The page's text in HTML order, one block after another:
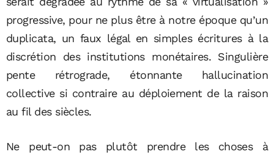
progressive, pour ne plus être à notre époque qu’un
duplicata, un faux légal en simples écritures à la
discrétion des institutions monétaires. Singulière
pente rétrograde, étonnante hallucination
collective si contraire au déploiement de la raison
au fil des siècles.
Ne peut-on pas plutôt prendre les choses à